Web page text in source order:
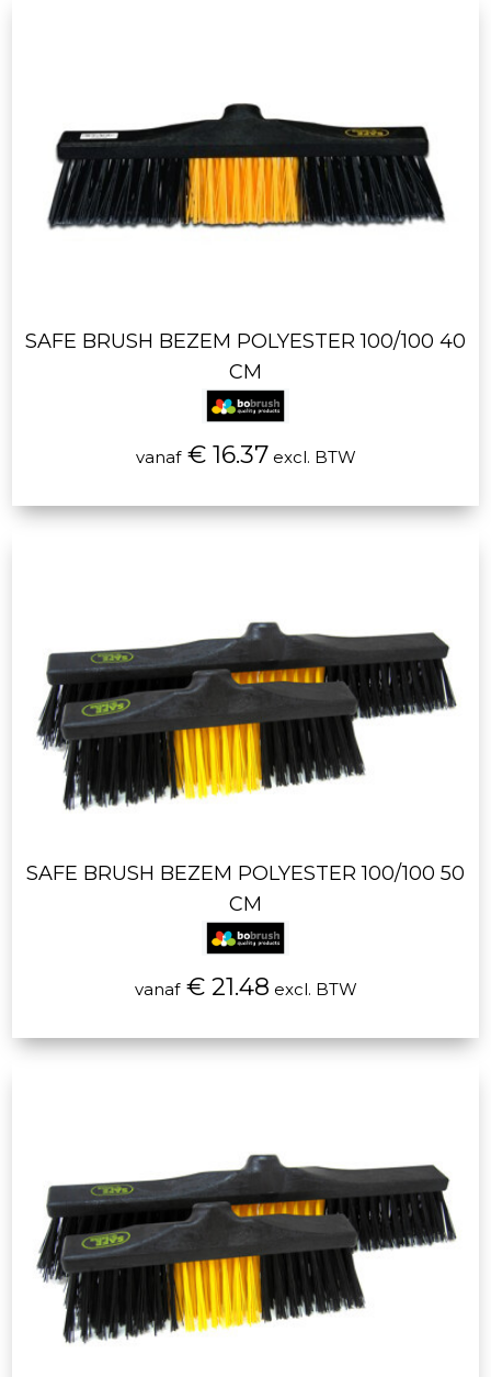
SAFE BRUSH BEZEM POLYESTER 100/100 40
CM
vanaf€ 16.37 excl. BTW
SAFE BRUSH BEZEM POLYESTER 100/100 50
CM
vanaf€ 21.48 excl. BTW